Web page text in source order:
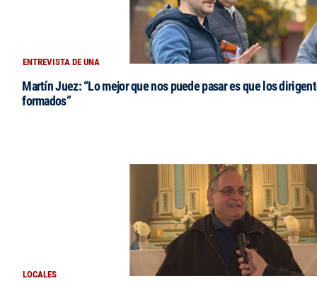
ENTREVISTA DE UNA
Martín Juez: “Lo mejor que nos puede pasar es que los
formados”
LOCALES